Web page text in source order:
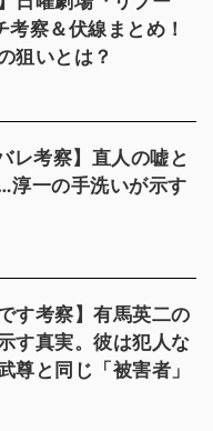
察＆伏線まとめ！
狙いとは？
レ考察】直人の嘘と
淳一の手洗いが示す
す考察】有馬英二の
す真実。彼は犯人な
尊と同じ「被害者」